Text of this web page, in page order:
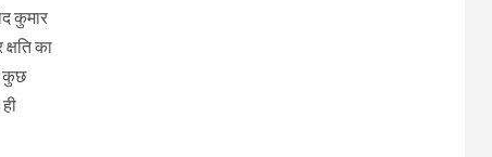
कुमार
का
कुछ